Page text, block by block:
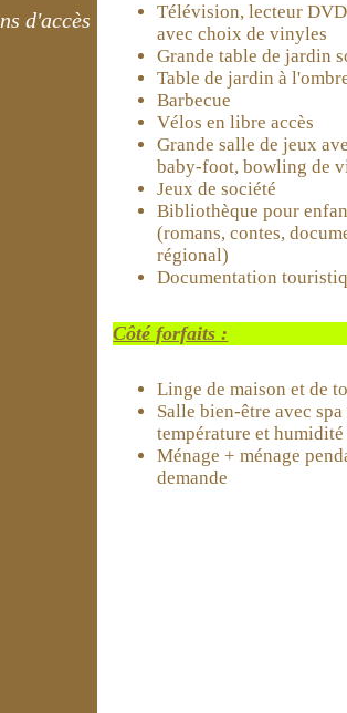
d'accès
Télévision, lecteur
avec choix de vinyles
Grande table de jardin
Table de jardin à
Barbecue
Vélos en libre accès
Grande salle de jeux
baby-foot, bowling de
Jeux de société
Bibliothèque pour
(romans, contes,
régional)
Documentation
Côté forfaits :
Linge de maison et de
Salle bien-être avec spa
température et
Ménage + ménage
demande